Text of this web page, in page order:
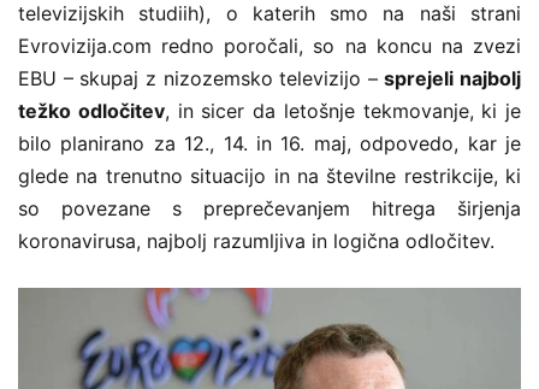
televizijskih studiih), o katerih smo na naši strani
Evrovizija.com redno poročali, so na koncu na zvezi
EBU – skupaj z nizozemsko televizijo –sprejeli najbolj
težko odločitev, in sicer da letošnje tekmovanje, ki je
bilo planirano za 12., 14. in 16. maj, odpovedo, kar je
glede na trenutno situacijo in na številne restrikcije, ki
so povezane s preprečevanjem hitrega širjenja
koronavirusa, najbolj razumljiva in logična odločitev.